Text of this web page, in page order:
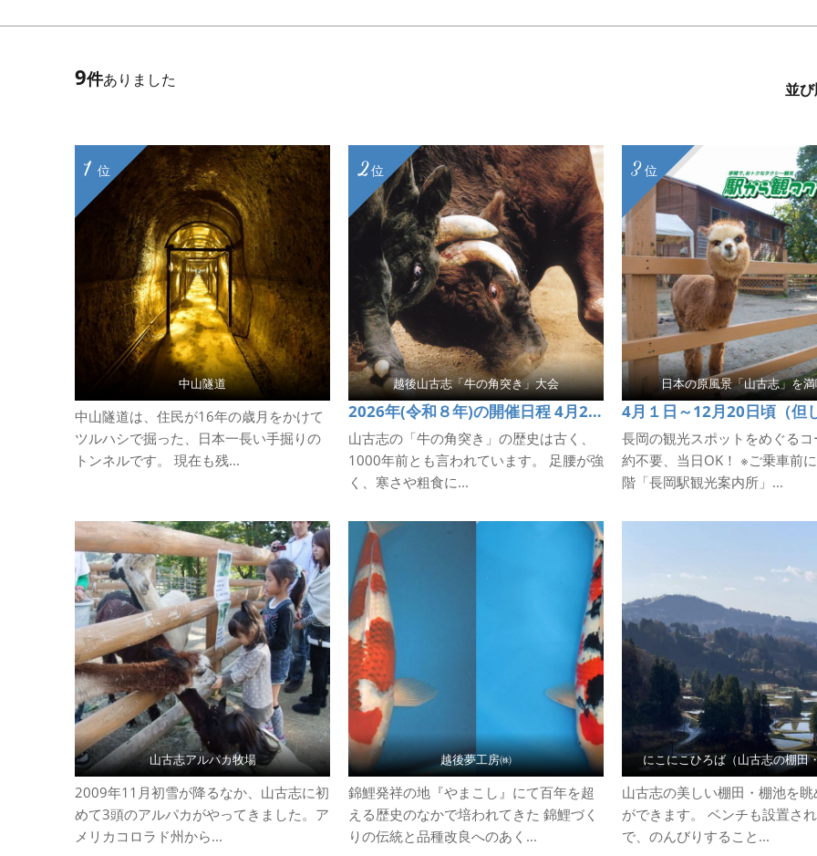
9件ありました 並
位
1
中山隧道
中山隧道は、住民が16年の歳月をかけて
ツルハシで掘った、日本一長い手掘りの
トンネルです。 現在も残...
位
2
越後山古志「牛の角突き」大会
2026年(令和８年)の開催日程 4月29日(祝・水)※プレイベント 5月4日(祝・月) 初場所 5月24日(日) 6月21日(日) 7月19日(日) 8月2日(日) 、3日(月)※観光闘牛 、23日(日)※午前開催 9月20日(日) 10月11日(日) 11月3日(祝・火) 千秋楽 ※4/29はプレイベント、8/3は観光闘牛になります。詳しくは主催者までお問い合わせください。
山古志の「牛の角突き」の歴史は古く、
1000年前とも言われています。 足腰が強
く、寒さや粗食に...
位
3
日本の原風景「山古志」を
長岡の観光スポットをめぐる
約不要、当日OK！ ※ご乗車前
階「長岡駅観光案内所」...
山古志アルパカ牧場
2009年11月初雪が降るなか、山古志に初
めて3頭のアルパカがやってきました。ア
メリカコロラド州から...
越後夢工房㈱
錦鯉発祥の地『やまこし』にて百年を超
える歴史のなかで培われてきた 錦鯉づく
りの伝統と品種改良へのあく...
にこにこひろば（山古志の棚田
山古志の美しい棚田・棚池を眺
ができます。 ベンチも設置さ
で、のんびりすること...